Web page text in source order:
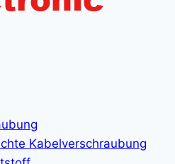
Kabelverschraubung